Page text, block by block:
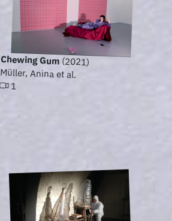
Chewing Gum(2021)
Müller, Anina et al.
1